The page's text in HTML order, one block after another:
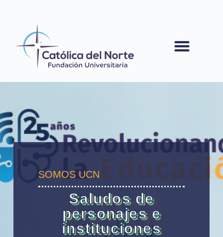
SOMOS UCN
Saludos de
personajes e
instituciones